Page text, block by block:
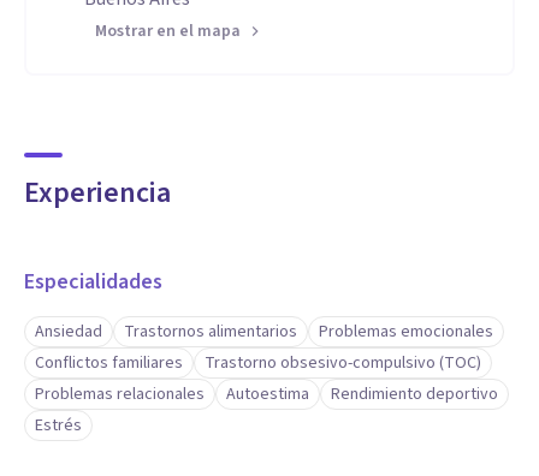
Mostrar en el mapa
Experiencia
Especialidades
Ansiedad Trastornos alimentarios
Problemas emocionales
Conflictos familiares
Trastorno obsesivo-compulsivo (TOC)
Problemas relacionales
Autoestima
Rendimiento deportivo
Estrés